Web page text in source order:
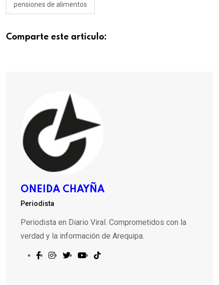
pensiones de alimentos
Comparte este articulo:
ONEIDA CHAYÑA
Periodista
Periodista en Diario Viral. Comprometidos con la
verdad y la información de Arequipa.